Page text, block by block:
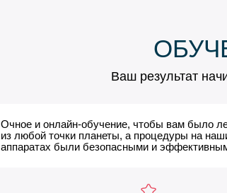
Ваш результат
Очное и онлайн-обучение, чтобы вам было
из любой точки планеты, а процедуры на
аппаратах были безопасными и